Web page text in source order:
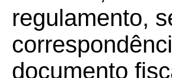
regulamento,
documento